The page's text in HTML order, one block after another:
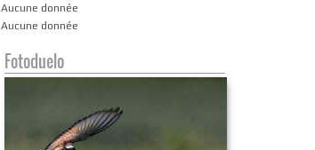
Aucune donnée
Aucune donnée
Fotoduelo